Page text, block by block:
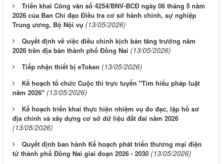
Triển khai Công văn số 4254/BNV-BCĐ ngày 06 tháng 5 năm
2026 của Ban Chỉ đạo Điều tra cơ sở hành chính, sự nghiệp
Trung ương, Bộ Nội vụ (13/05/2026)
Quyết định về việc điều chỉnh kịch bản tăng trưởng năm
2026 trên địa bàn thành phố Đồng Nai (13/05/2026)
Tiếp nhận thiết bị eToken (13/05/2026)
Kế hoạch tổ chức Cuộc thi trực tuyến "Tìm hiểu pháp luật
năm 2026" (13/05/2026)
Kế hoạch triển khai thực hiện nhiệm vụ đo đạc, lập hồ sơ
địa chính và xây dựng cơ sở dữ liệu đất đai năm 2026
(13/05/2026)
Quyết định ban hành Kế hoạch phát triển thương mại điện
tử thành phố Đồng Nai giai đoạn 2026 - 2030 (13/05/2026)